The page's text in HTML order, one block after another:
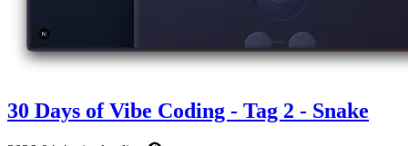
30 Days of Vibe Coding - Tag 2 - Snake